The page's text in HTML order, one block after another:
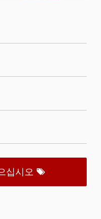
십시오